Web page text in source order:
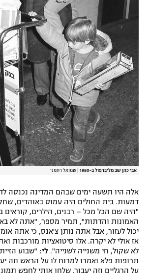
אבי כהן שב מליברפול ב-1980 שמואל רחמני
אלה היו תשעה ימים שבהם המדינה נכנסה
דמעות. בית החולים היה עמוס באוהדים,
"היה שם הכל מכל – רבנים, הילרים, קוראים
האמונות והדתות", תמיר מספר, "אתה לא
יכול לעזור, אבל אתה נותן צ'אנס, כי אתה
אז אולי לא יקרה. אלו סיטואציות מורכבות
לא שקול, חי משנייה לשנייה". לי: "שבוע
תרופות פלא ואמרו למרוח לו על הראש וזה
על הרגליים וזה יעבור. שלחו אותי לחפש